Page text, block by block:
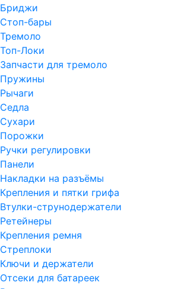
Бриджи
Стоп-бары
Тремоло
Топ-Локи
Запчасти для тремоло
Пружины
Рычаги
Седла
Сухари
Порожки
Ручки регулировки
Панели
Накладки на разъёмы
Крепления и пятки грифа
Втулки-струнодержатели
Ретейнеры
Крепления ремня
Стреплоки
Ключи и держатели
Отсеки для батареек